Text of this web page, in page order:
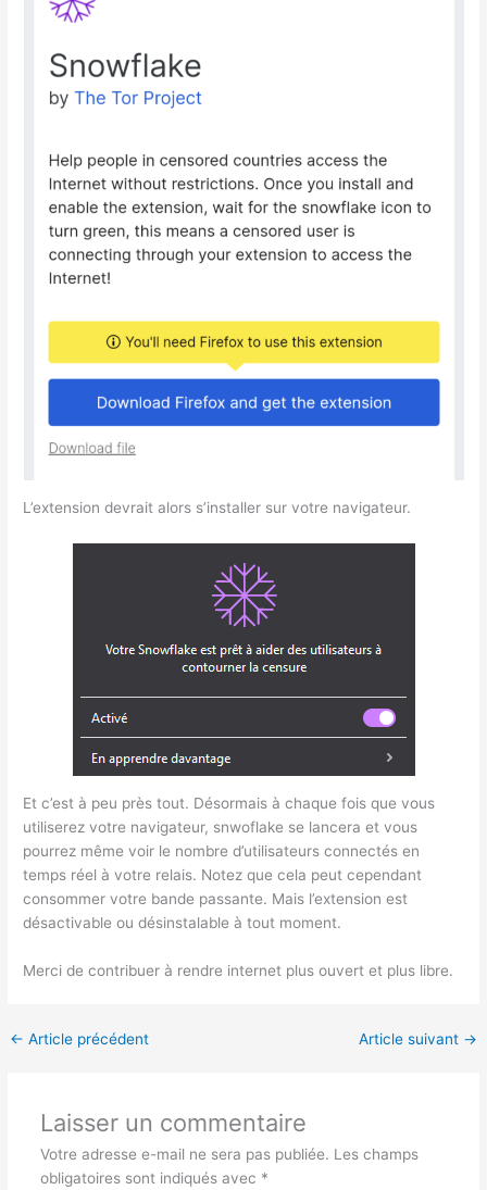
L’extension devrait alors s’installer sur votre navigateur.
Et c’est à peu près tout. Désormais à chaque fois que vous
utiliserez votre navigateur, snwoflake se lancera et vous
pourrez même voir le nombre d’utilisateurs connectés en
temps réel à votre relais. Notez que cela peut cependant
consommer votre bande passante. Mais l’extension est
désactivable ou désinstalable à tout moment.
Merci de contribuer à rendre internet plus ouvert et plus libre.
← Article précédent Article suivant →
Laisser un commentaire
Votre adresse e-mail ne sera pas publiée. Les champs
obligatoires sont indiqués avec *